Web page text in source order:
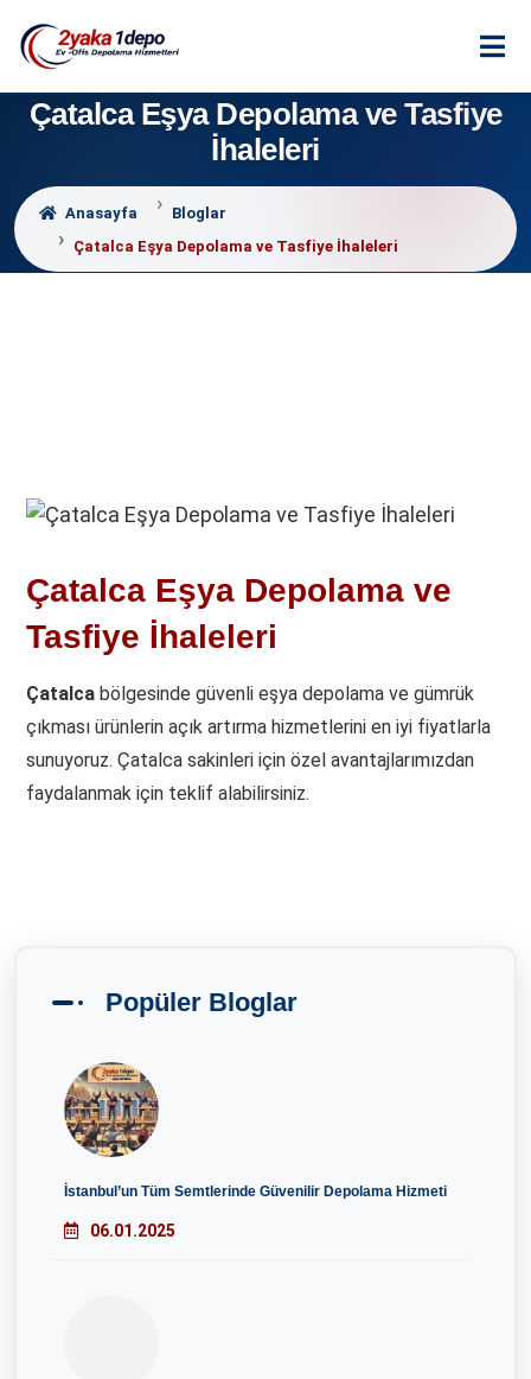
Çatalca Eşya Depolama ve Tasfiye
İhaleleri
Anasayfa
Bloglar
Çatalca Eşya Depolama ve Tasfiye İhaleleri
Çatalca Eşya Depolama ve
Tasfiye İhaleleri
Çatalca bölgesinde güvenli eşya depolama ve gümrük
çıkması ürünlerin açık artırma hizmetlerini en iyi fiyatlarla
sunuyoruz. Çatalca sakinleri için özel avantajlarımızdan
faydalanmak için teklif alabilirsiniz.
Popüler Bloglar
İstanbul’un Tüm Semtlerinde Güvenilir Depolama Hizmeti
06.01.2025